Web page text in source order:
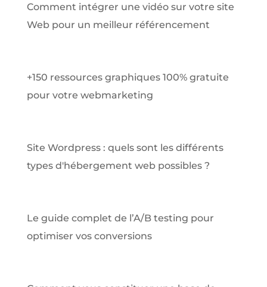
Comment intégrer une vidéo sur votre site
Web pour un meilleur référencement
+150 ressources graphiques 100% gratuite
pour votre webmarketing
Site Wordpress : quels sont les différents
types d'hébergement web possibles ?
Le guide complet de l’A/B testing pour
optimiser vos conversions